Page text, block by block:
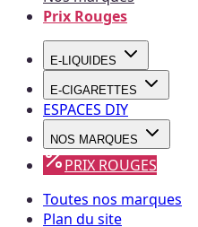
Prix Rouges
E-LIQUIDES
E-CIGARETTES
ESPACES DIY
NOS MARQUES
PRIX ROUGES
Toutes nos marques
Plan du site